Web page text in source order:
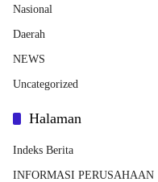
Nasional
Daerah
NEWS
Uncategorized
Halaman
Indeks Berita
INFORMASI PERUSAHAAN